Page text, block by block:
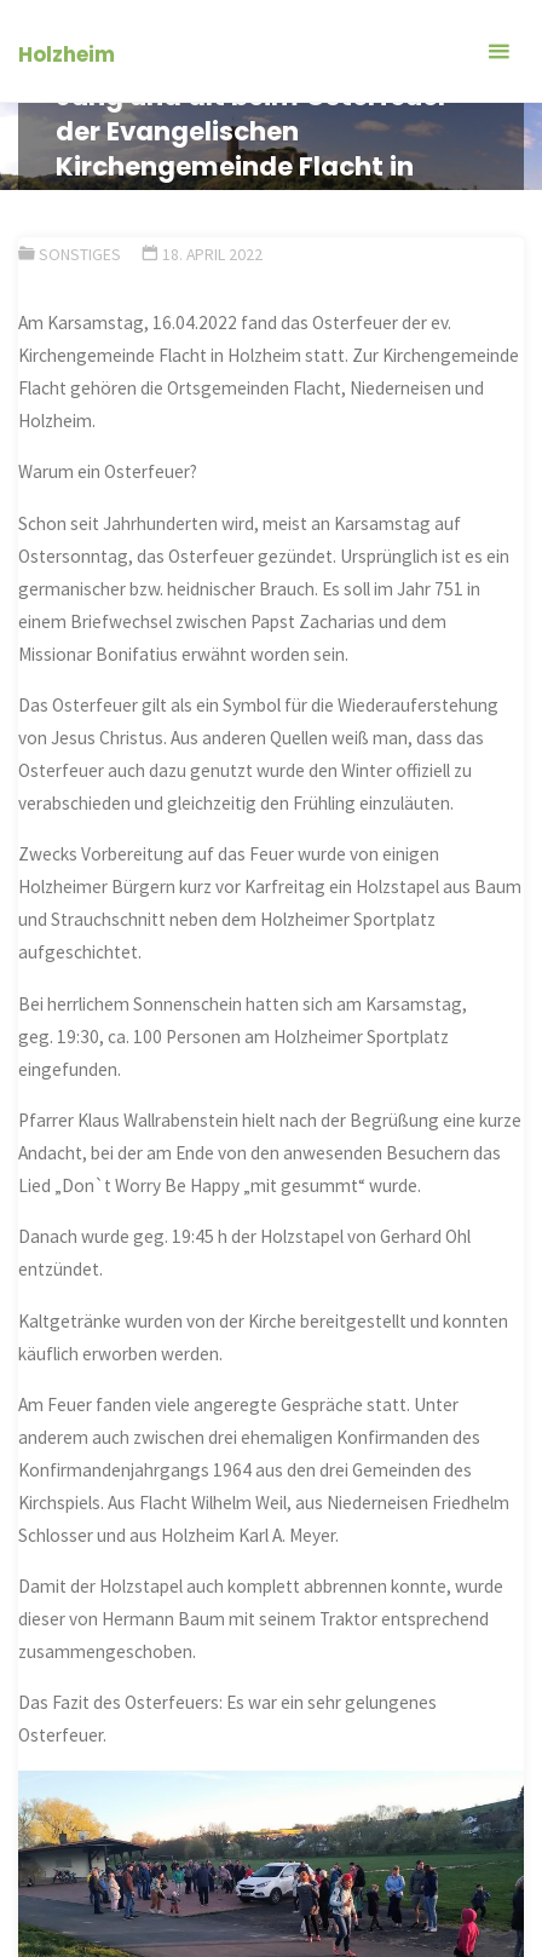
InhaltHolzheim
Jung und alt beim Osterfeuer
der Evangelischen
Kirchengemeinde Flacht in
Holzheim
SONSTIGES 18. APRIL 2022
Am Karsamstag, 16.04.2022 fand das Osterfeuer der ev.
Kirchengemeinde Flacht in Holzheim statt. Zur Kirchengemeinde
Flacht gehören die Ortsgemeinden Flacht, Niederneisen und
Holzheim.
Warum ein Osterfeuer?
Schon seit Jahrhunderten wird, meist an Karsamstag auf
Ostersonntag, das Osterfeuer gezündet. Ursprünglich ist es ein
germanischer bzw. heidnischer Brauch. Es soll im Jahr 751 in
einem Briefwechsel zwischen Papst Zacharias und dem
Missionar Bonifatius erwähnt worden sein.
Das Osterfeuer gilt als ein Symbol für die Wiederauferstehung
von Jesus Christus. Aus anderen Quellen weiß man, dass das
Osterfeuer auch dazu genutzt wurde den Winter offiziell zu
verabschieden und gleichzeitig den Frühling einzuläuten.
Zwecks Vorbereitung auf das Feuer wurde von einigen
Holzheimer Bürgern kurz vor Karfreitag ein Holzstapel aus Baum
und Strauchschnitt neben dem Holzheimer Sportplatz
aufgeschichtet.
Bei herrlichem Sonnenschein hatten sich am Karsamstag,
geg. 19:30, ca. 100 Personen am Holzheimer Sportplatz
eingefunden.
Pfarrer Klaus Wallrabenstein hielt nach der Begrüßung eine kurze
Andacht, bei der am Ende von den anwesenden Besuchern das
Lied „Don`t Worry Be Happy „mit gesummt“ wurde.
Danach wurde geg. 19:45 h der Holzstapel von Gerhard Ohl
entzündet.
Kaltgetränke wurden von der Kirche bereitgestellt und konnten
käuflich erworben werden.
Am Feuer fanden viele angeregte Gespräche statt. Unter
anderem auch zwischen drei ehemaligen Konfirmanden des
Konfirmandenjahrgangs 1964 aus den drei Gemeinden des
Kirchspiels. Aus Flacht Wilhelm Weil, aus Niederneisen Friedhelm
Schlosser und aus Holzheim Karl A. Meyer.
Damit der Holzstapel auch komplett abbrennen konnte, wurde
dieser von Hermann Baum mit seinem Traktor entsprechend
zusammengeschoben.
Das Fazit des Osterfeuers: Es war ein sehr gelungenes
Osterfeuer.